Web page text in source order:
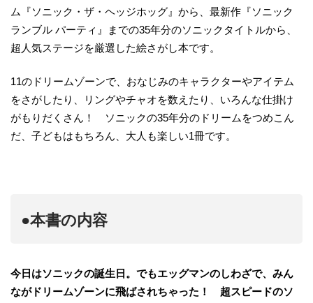
ム『ソニック・ザ・ヘッジホッグ』から、最新作『ソニック
ランブル パーティ』までの35年分のソニックタイトルから、
超人気ステージを厳選した絵さがし本です。
11のドリームゾーンで、おなじみのキャラクターやアイテム
をさがしたり、リングやチャオを数えたり、いろんな仕掛け
がもりだくさん！ ソニックの35年分のドリームをつめこん
だ、子どもはもちろん、大人も楽しい1冊です。
●本書の内容
今日はソニックの誕生日。でもエッグマンのしわざで、みん
ながドリームゾーンに飛ばされちゃった！ 超スピードのソ